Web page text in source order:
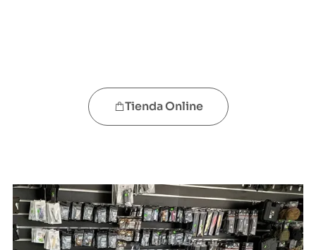
Tienda Online